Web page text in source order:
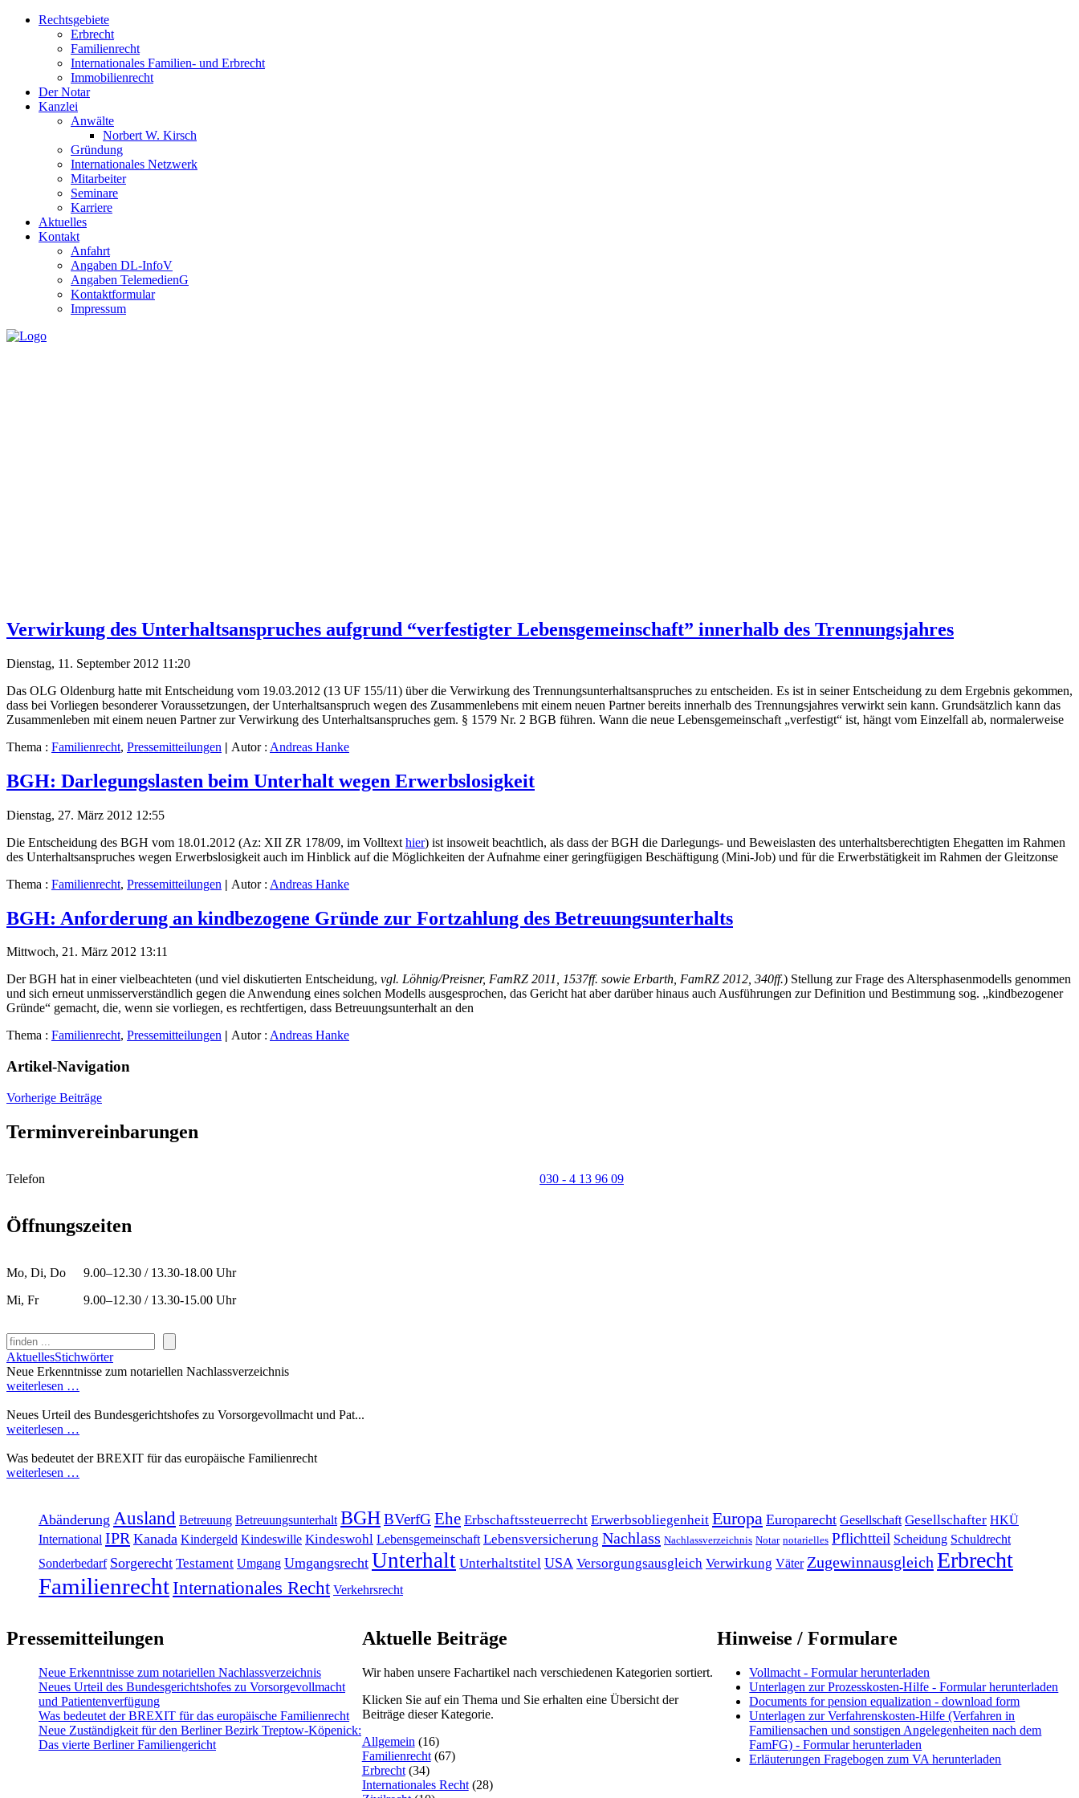
Rechtsgebiete
Erbrecht
Familienrecht
Internationales Familien- und Erbrecht
Immobilienrecht
Der Notar
Kanzlei
Anwälte
Norbert W. Kirsch
Gründung
Internationales Netzwerk
Mitarbeiter
Seminare
Karriere
Aktuelles
Kontakt
Anfahrt
Angaben DL-InfoV
Angaben TelemedienG
Kontaktformular
Impressum
Verwirkung des Unterhaltsanspruches aufgrund “verfestigter Lebensgemeinschaft” innerhalb des Trennungsjahres
Dienstag, 11. September 2012 11:20
Das OLG Oldenburg hatte mit Entscheidung vom 19.03.2012 (13 UF 155/11) über die Verwirkung des Trennungsunterhaltsanspruches zu entscheiden. Es ist in seiner Entscheidung zu dem Ergebnis gekommen,
dass bei Vorliegen besonderer Voraussetzungen, der Unterhaltsanspruch wegen des Zusammenlebens mit einem neuen Partner bereits innerhalb des Trennungsjahres verwirkt sein kann. Grundsätzlich kann das
Zusammenleben mit einem neuen Partner zur Verwirkung des Unterhaltsanspruches gem. § 1579 Nr. 2 BGB führen. Wann die neue Lebensgemeinschaft „verfestigt“ ist, hängt vom Einzelfall ab, normalerweise
Thema : Familienrecht, Pressemitteilungen | Autor : Andreas Hanke
BGH: Darlegungslasten beim Unterhalt wegen Erwerbslosigkeit
Dienstag, 27. März 2012 12:55
Die Entscheidung des BGH vom 18.01.2012 (Az: XII ZR 178/09, im Volltext hier) ist insoweit beachtlich, als dass der BGH die Darlegungs- und Beweislasten des unterhaltsberechtigten Ehegatten im Rahmen
des Unterhaltsanspruches wegen Erwerbslosigkeit auch im Hinblick auf die Möglichkeiten der Aufnahme einer geringfügigen Beschäftigung (Mini-Job) und für die Erwerbstätigkeit im Rahmen der Gleitzonse
Thema : Familienrecht, Pressemitteilungen | Autor : Andreas Hanke
BGH: Anforderung an kindbezogene Gründe zur Fortzahlung des Betreuungsunterhalts
Mittwoch, 21. März 2012 13:11
Der BGH hat in einer vielbeachteten (und viel diskutierten Entscheidung, vgl. Löhnig/Preisner, FamRZ 2011, 1537ff. sowie Erbarth, FamRZ 2012, 340ff.) Stellung zur Frage des Altersphasenmodells genommen
und sich erneut unmisserverständlich gegen die Anwendung eines solchen Modells ausgesprochen, das Gericht hat aber darüber hinaus auch Ausführungen zur Definition und Bestimmung sog. „kindbezogener
Gründe“ gemacht, die, wenn sie vorliegen, es rechtfertigen, dass Betreuungsunterhalt an den
Thema : Familienrecht, Pressemitteilungen | Autor : Andreas Hanke
Artikel-Navigation
Vorherige Beiträge
Terminvereinbarungen
Telefon 030 - 4 13 96 09
Öffnungszeiten
Mo, Di, Do
Mi, Fr
9.00–12.30 / 13.30-18.00 Uhr
9.00–12.30 / 13.30-15.00 Uhr
Suchen
AktuellesStichwörter
Neue Erkenntnisse zum notariellen Nachlassverzeichnis
weiterlesen …
Neues Urteil des Bundesgerichtshofes zu Vorsorgevollmacht und Pat...
weiterlesen …
Was bedeutet der BREXIT für das europäische Familienrecht
weiterlesen …
Abänderung Ausland Betreuung Betreuungsunterhalt BGHBVerfG Ehe Erbschaftssteuerrecht Erwerbsobliegenheit Europa Europarecht Gesellschaft Gesellschafter HKÜ
International IPR Kanada Kindergeld Kindeswille Kindeswohl Lebensgemeinschaft Lebensversicherung Nachlass Nachlassverzeichnis Notar notarielles Pflichtteil Scheidung Schuldrecht
Sonderbedarf Sorgerecht Testament Umgang Umgangsrecht Unterhalt Unterhaltstitel USA Versorgungsausgleich Verwirkung Väter Zugewinnausgleich Erbrecht
FamilienrechtInternationales Recht Verkehrsrecht
Pressemitteilungen
Neue Erkenntnisse zum notariellen Nachlassverzeichnis
Neues Urteil des Bundesgerichtshofes zu Vorsorgevollmacht
und Patientenverfügung
Was bedeutet der BREXIT für das europäische Familienrecht
Neue Zuständigkeit für den Berliner Bezirk Treptow-Köpenick:
Das vierte Berliner Familiengericht
Aktuelle Beiträge
Wir haben unsere Fachartikel nach verschiedenen Kategorien sortiert.
Klicken Sie auf ein Thema und Sie erhalten eine Übersicht der
Beiträge dieser Kategorie.
Allgemein (16)
Familienrecht(67)
Erbrecht(34)
Internationales Recht(28)
Hinweise / Formulare
Vollmacht - Formular herunterladen
Unterlagen zur Prozesskosten-Hilfe - Formular herunterladen
Documents for pension equalization - download form
Unterlagen zur Verfahrenskosten-Hilfe (Verfahren in
Familiensachen und sonstigen Angelegenheiten nach dem
FamFG) - Formular herunterladen
Erläuterungen Fragebogen zum VA herunterladen